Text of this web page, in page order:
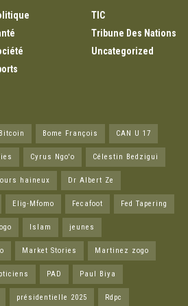
TIC
Tribune Des Nations
Uncategorized
Bitcoin Bome François CAN U 17
Cyrus Ngo'o Célestin Bedzigui
haineux Dr Albert Ze
Elig-Mfomo Fecafoot Fed Tapering
Islam jeunes
Market Stories Martinez zogo
PAD Paul Biya
présidentielle 2025 Rdpc